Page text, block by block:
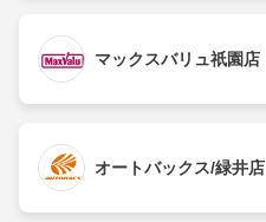
マックスバリュ祇園店
オートバックス/緑井店